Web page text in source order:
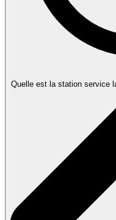
Quelle est la station service la moins chère à